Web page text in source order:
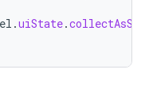
.uiState.